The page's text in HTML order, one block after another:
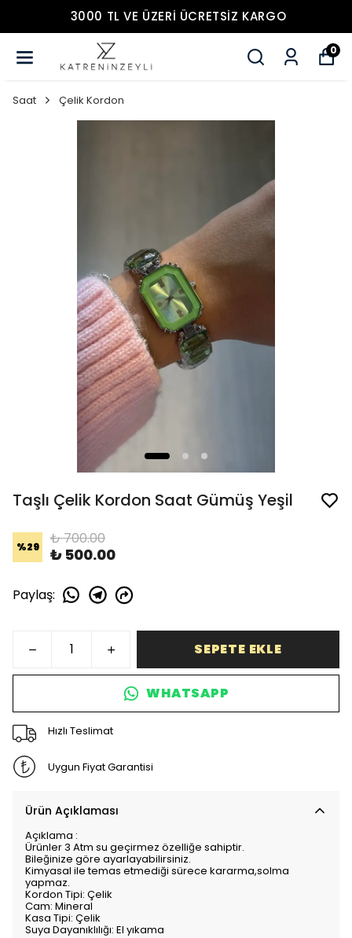
3000 TL VE ÜZERİ ÜCRETSİZ KARGO
0
Saat Çelik Kordon
Taşlı Çelik Kordon Saat Gümüş Yeşil
%29 ₺ 700.00
₺ 500.00
Paylaş:
SEPETE EKLE
WHATSAPP
Hızlı Teslimat
Uygun Fiyat Garantisi
Ürün Açıklaması
Açıklama :
Ürünler 3 Atm su geçirmez özelliğe sahiptir.
Bileğinize göre ayarlayabilirsiniz.
Kimyasal ile temas etmediği sürece kararma,solma
yapmaz.
Kordon Tipi: Çelik
Cam: Mineral
Kasa Tipi: Çelik
Suya Dayanıklılığı: El yıkama